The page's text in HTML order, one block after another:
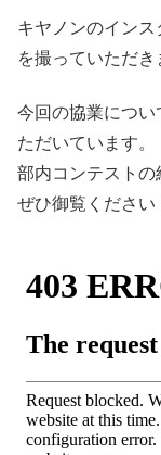
キヤノンのイン
を撮っていただき
今回の協業につい
ただいています。
部内コンテストの
ぜひ御覧ください